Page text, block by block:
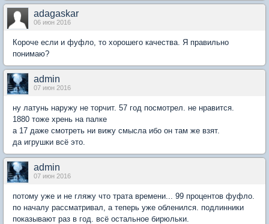
adagaskar
06 июн 2016
Короче если и фуфло, то хорошего качества. Я правильно
понимаю?
admin
07 июн 2016
ну латунь наружу не торчит. 57 год посмотрел. не нравится.
1880 тоже хрень на палке
а 17 даже смотреть ни вижу смысла ибо он там же взят.
да игрушки всё это.
admin
07 июн 2016
потому уже и не гляжу что трата времени... 99 процентов фуфло.
по началу рассматривал, а теперь уже обленился. подлинники
показывают раз в год. всё остальное бирюльки.